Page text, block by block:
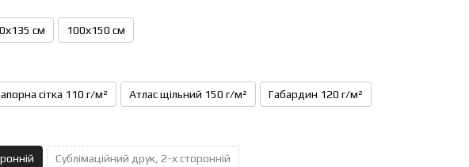
см 100х150 см
сітка 110 г/м² Атлас щільний 150 г/м² Габардин 120 г/м²
Сублімаційний друк, 2-х сторонній